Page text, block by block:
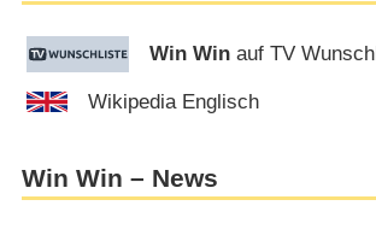
Win Win auf TV
Wikipedia Englisch
Win Win – News